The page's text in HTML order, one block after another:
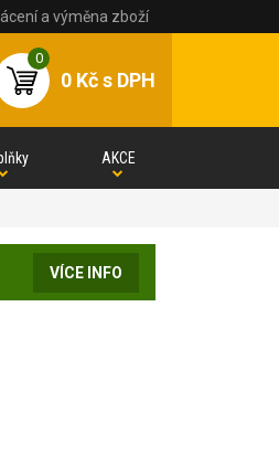
a výměna zboží
0
0 Kčs DPH
AKCE
VÍCE INFO